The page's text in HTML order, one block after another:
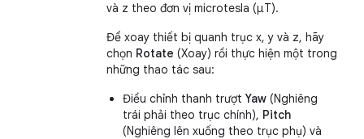
và z theo đơn vị microtesla (μT).
Để xoay thiết bị quanh trục x, y và z, hãy
chọn Rotate (Xoay) rồi thực hiện một trong
những thao tác sau:
Điều chỉnh thanh trượt Yaw (Nghiêng
trái phải theo trục chính), Pitch
(Nghiêng lên xuống theo trục phụ) và